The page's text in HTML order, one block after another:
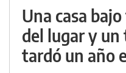
Una casa
del lugar y un
tardó un año